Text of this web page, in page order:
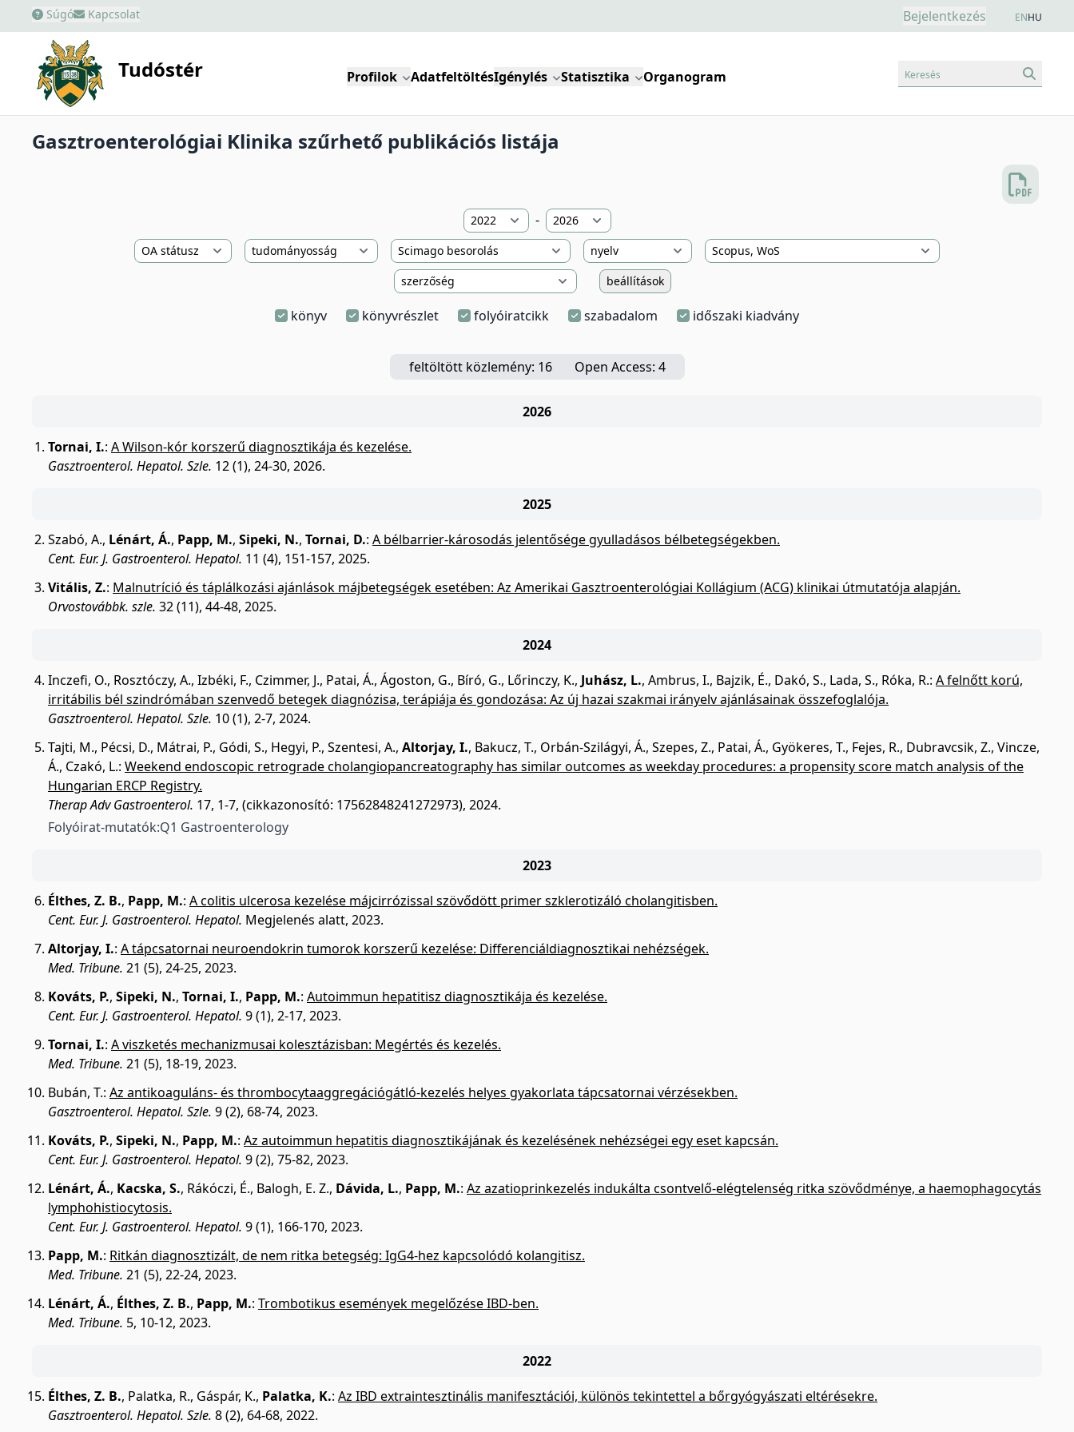
Súgó Kapcsolat Bejelentkezés ENHU
Tudóstér Profilok AdatfeltöltésIgénylés Statisztika Organogram Keresés
Gasztroenterológiai Klinika szűrhető publikációs listája
-
beállítások
könyv könyvrészlet folyóiratcikk szabadalom időszaki kiadvány
feltöltött közlemény: 16 Open Access: 4
2026
Tornai, I.: A Wilson-kór korszerű diagnosztikája és kezelése.
Gasztroenterol. Hepatol. Szle. 12 (1), 24-30, 2026.
2025
Szabó, A., Lénárt, Á., Papp, M., Sipeki, N., Tornai, D.: A bélbarrier-károsodás jelentősége gyulladásos bélbetegségekben.
Cent. Eur. J. Gastroenterol. Hepatol. 11 (4), 151-157, 2025.
Vitális, Z.: Malnutríció és táplálkozási ajánlások májbetegségek esetében: Az Amerikai Gasztroenterológiai Kollágium (ACG) klinikai útmutatója alapján.
Orvostovábbk. szle. 32 (11), 44-48, 2025.
2024
Inczefi, O., Rosztóczy, A., Izbéki, F., Czimmer, J., Patai, Á., Ágoston, G., Bíró, G., Lőrinczy, K., Juhász, L., Ambrus, I., Bajzik, É., Dakó, S., Lada, S., Róka, R.: A felnőtt korú,
irritábilis bél szindrómában szenvedő betegek diagnózisa, terápiája és gondozása: Az új hazai szakmai irányelv ajánlásainak összefoglalója.
Gasztroenterol. Hepatol. Szle. 10 (1), 2-7, 2024.
Tajti, M., Pécsi, D., Mátrai, P., Gódi, S., Hegyi, P., Szentesi, A., Altorjay, I., Bakucz, T., Orbán-Szilágyi, Á., Szepes, Z., Patai, Á., Gyökeres, T., Fejes, R., Dubravcsik, Z., Vincze,
Á., Czakó, L.: Weekend endoscopic retrograde cholangiopancreatography has similar outcomes as weekday procedures: a propensity score match analysis of the
Hungarian ERCP Registry.
Therap Adv Gastroenterol. 17, 1-7, (cikkazonosító: 17562848241272973), 2024.
Folyóirat-mutatók:Q1 Gastroenterology
2023
Élthes, Z. B., Papp, M.: A colitis ulcerosa kezelése májcirrózissal szövődött primer szklerotizáló cholangitisben.
Cent. Eur. J. Gastroenterol. Hepatol. Megjelenés alatt, 2023.
Altorjay, I.: A tápcsatornai neuroendokrin tumorok korszerű kezelése: Differenciáldiagnosztikai nehézségek.
Med. Tribune. 21 (5), 24-25, 2023.
Kováts, P., Sipeki, N., Tornai, I., Papp, M.: Autoimmun hepatitisz diagnosztikája és kezelése.
Cent. Eur. J. Gastroenterol. Hepatol. 9 (1), 2-17, 2023.
Tornai, I.: A viszketés mechanizmusai kolesztázisban: Megértés és kezelés.
Med. Tribune. 21 (5), 18-19, 2023.
Bubán, T.: Az antikoaguláns- és thrombocytaaggregációgátló-kezelés helyes gyakorlata tápcsatornai vérzésekben.
Gasztroenterol. Hepatol. Szle. 9 (2), 68-74, 2023.
Kováts, P., Sipeki, N., Papp, M.: Az autoimmun hepatitis diagnosztikájának és kezelésének nehézségei egy eset kapcsán.
Cent. Eur. J. Gastroenterol. Hepatol. 9 (2), 75-82, 2023.
Lénárt, Á., Kacska, S., Rákóczi, É., Balogh, E. Z., Dávida, L., Papp, M.: Az azatioprinkezelés indukálta csontvelő-elégtelenség ritka szövődménye, a haemophagocytás
lymphohistiocytosis.
Cent. Eur. J. Gastroenterol. Hepatol. 9 (1), 166-170, 2023.
Papp, M.: Ritkán diagnosztizált, de nem ritka betegség: IgG4-hez kapcsolódó kolangitisz.
Med. Tribune. 21 (5), 22-24, 2023.
Lénárt, Á., Élthes, Z. B., Papp, M.: Trombotikus események megelőzése IBD-ben.
Med. Tribune. 5, 10-12, 2023.
2022
Élthes, Z. B., Palatka, R., Gáspár, K., Palatka, K.: Az IBD extraintesztinális manifesztációi, különös tekintettel a bőrgyógyászati eltérésekre.
Gasztroenterol. Hepatol. Szle. 8 (2), 64-68, 2022.